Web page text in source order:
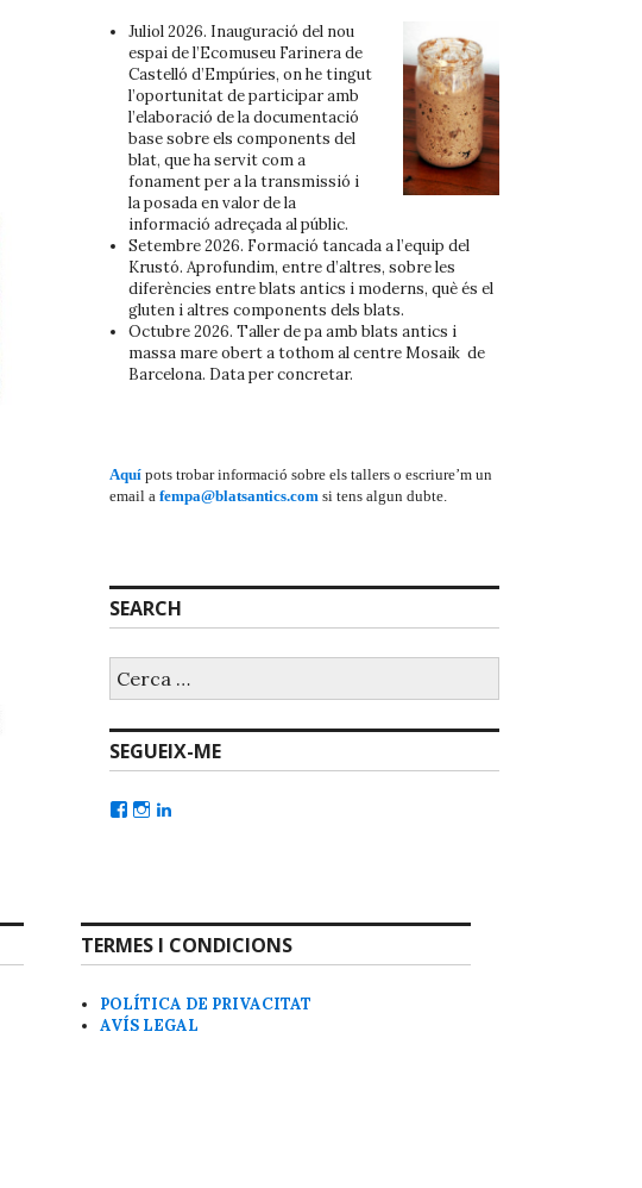
Juliol 2026. Inauguració del nou
espai de l’Ecomuseu Farinera de
Castelló d’Empúries, on he tingut
l’oportunitat de participar amb
l’elaboració de la documentació
base sobre els components del
blat, que ha servit com a
fonament per a la transmissió i
la posada en valor de la
informació adreçada al públic.
Setembre 2026. Formació tancada a l’equip del
Krustó. Aprofundim, entre d’altres, sobre les
diferències entre blats antics i moderns, què és el
gluten i altres components dels blats.
Octubre 2026. Taller de pa amb blats antics i
massa mare obert a tothom al centre Mosaik de
Barcelona. Data per concretar.
Aquí pots trobar informació sobre els tallers o escriure’m un
email a fempa@blatsantics.com si tens algun dubte.
SEARCH
SEGUEIX-ME
TERMES I CONDICIONS
POLÍTICA DE PRIVACITAT
AVÍS LEGAL